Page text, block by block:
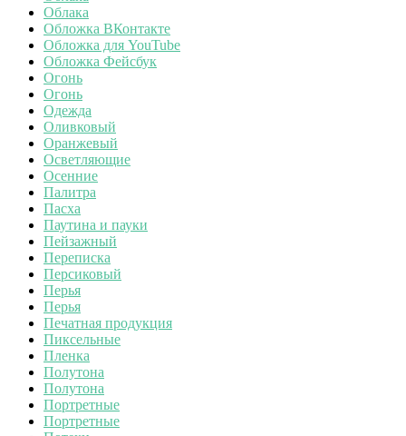
Облака
Обложка ВКонтакте
Обложка для YouTube
Обложка Фейсбук
Огонь
Огонь
Одежда
Оливковый
Оранжевый
Осветляющие
Осенние
Палитра
Пасха
Паутина и пауки
Пейзажный
Переписка
Персиковый
Перья
Перья
Печатная продукция
Пиксельные
Пленка
Полутона
Полутона
Портретные
Портретные